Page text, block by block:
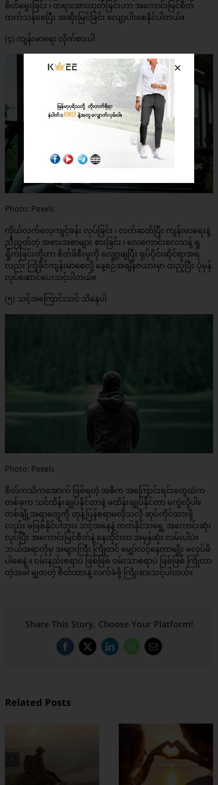
စိတ်မွေးခြင်း ၊ တရားအားထုတ်ခြင်းဟာ အကောင်းမြင်စိတ်
ထက်သန်စေပြီး အဆိုးမြင်ခြင်း လျော့ပါးစေနိုင်ပါတယ်။
(၄) ကျန်းမာရေး လိုက်စားပါ
Photo: Pexels
ကိုယ်လက်လေ့ကျင့်ခန်း လုပ်ခြင်း ၊ လတ်ဆတ်ပြီး ကျန်းမာရေးနဲ့
ညီညွတ်တဲ့ အစားအစာများ စားခြင်း ၊ လေကောင်းလေသန့် ရှု
ရှိုက်ခြင်းတို့ဟာ စိတ်ဖိစီးမှုကို လျှော့ချပြီး ရုပ်ပိုင်းဆိုင်ရာအရ
လည်း ကြံ့ခိုင်ကျန်းမာစေလို့ နေ့စဉ်အချိန်ဇယားမှာ ထည့်ပြီး ပုံမှန်
လုပ်ဆောင်ပေးသင့်ပါတယ်။
(၅) သင့်အကြောင်းသင် သိနေပါ
Photo: Pexels
စိတ်ကသိကအောက် ဖြစ်ရတဲ့ အဓိက အကြောင်းရင်းတွေထဲက
တစ်ခုက သင်ထိန်းချုပ်နိုင်တာနဲ့ မထိန်းချုပ်နိုင်တာ မကွဲလို့ပါ။
တစ်ချို့အရာတွေကို တုန့်ပြန်စရာမလိုသလို ဆုပ်ကိုင်ထားဖို့
လည်း မဖြစ်နိုင်ပါဘူး။ သင့်အနေနဲ့ တတ်နိုင်သရွေ့ အကောင်းဆုံး
လုပ်ပြီး အကောင်းမြင်စိတ်နဲ့ နေထိုင်တာ အမှန်ဆုံး လမ်းပါပဲ။
ဘယ်အရာကိုမှ အများကြီး ကြိုတင် မျှော်လင့်နေတာမျိုး မလုပ်မိ
ပါစေနဲ့ ။ ဝမ်းနည်းစရာပဲ ဖြစ်ဖြစ် ဝမ်းသာစရာပဲ ဖြစ်ဖြစ် ကြုံလာ
တဲ့အခါ မျှတတဲ့ စိတ်ထားနဲ့ လက်ခံဖို့ ကြိုးစားသင့်ပါတယ်။
Share This Story, Choose Your Platform!
Facebook
X LinkedInWhatsApp
Email
Related Posts
အချစ်တွေ ပိုတိုးလာ